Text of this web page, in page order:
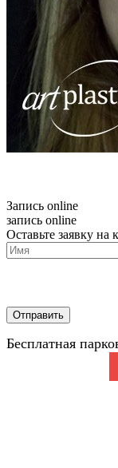
Запись online
запись online
Оставьте заявку на
Бесплатная